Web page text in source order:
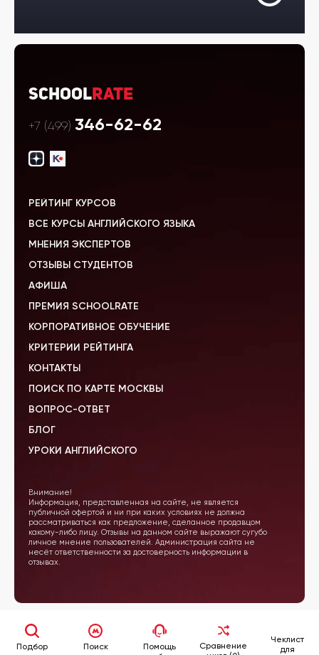
SchoolRate
+7 (499) 346-62-62
РЕЙТИНГ КУРСОВ
ВСЕ КУРСЫ АНГЛИЙСКОГО ЯЗЫКА
МНЕНИЯ ЭКСПЕРТОВ
ОТЗЫВЫ СТУДЕНТОВ
АФИША
ПРЕМИЯ SCHOOLRATE
КОРПОРАТИВНОЕ ОБУЧЕНИЕ
КРИТЕРИИ РЕЙТИНГА
КОНТАКТЫ
ПОИСК ПО КАРТЕ МОСКВЫ
ВОПРОС-ОТВЕТ
БЛОГ
УРОКИ АНГЛИЙСКОГО
Внимание!
Информация, представленная на сайте, не является
публичной офертой и ни при каких условиях не должна
рассматриваться как предложение, сделанное продавцом
какому-либо лицу. Отзывы на данном сайте выражают сугубо
личное мнение пользователей. Администрация сайта не
несёт ответственности за достоверность информации в
отзывах.
Подбор
Поиск
Помощь
Сравнение
Чеклист
для